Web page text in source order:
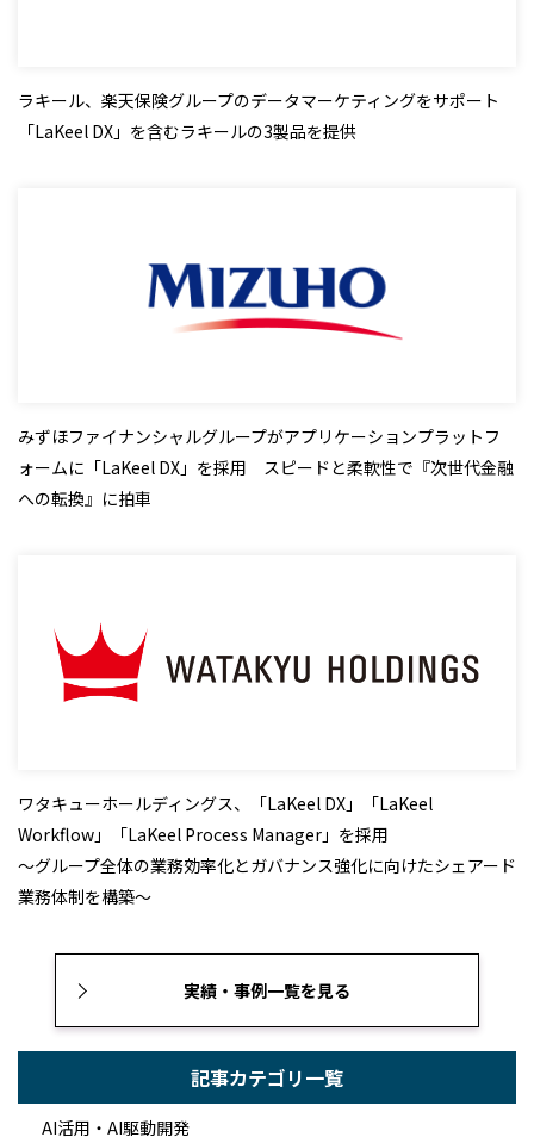
ラキール、楽天保険グループのデータマーケティングをサポート
「LaKeel DX」を含むラキールの3製品を提供
みずほファイナンシャルグループがアプリケーションプラットフ
ォームに「LaKeel DX」を採用 スピードと柔軟性で『次世代金融
への転換』に拍車
ワタキューホールディングス、「LaKeel DX」「LaKeel
Workflow」「LaKeel Process Manager」を採用
～グループ全体の業務効率化とガバナンス強化に向けたシェアード
業務体制を構築～
実績・事例一覧を見る
記事カテゴリ一覧
AI活用・AI駆動開発